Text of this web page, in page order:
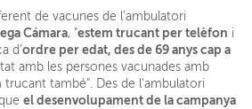
de vacunes de l'ambulatori
Cámara, "estem trucant per telèfon i
d’ordre per edat, des de 69 anys cap a
amb les persones vacunades amb
trucant també". Des de l'ambulatori
el desenvolupament de la campanya